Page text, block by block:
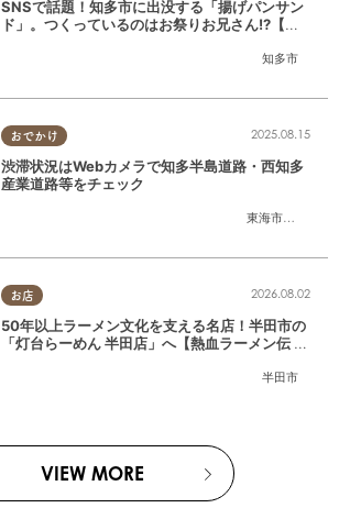
知多市
SNSで話題！知多市に出没する「揚げパンサン
ド」。つくっているのはお祭りお兄さん!?【ち
おでかけ
東海市
,大府市
2025.08.15
渋滞状況はWebカメラで知多半島道路・西知多
産業道路等をチェック
お店
半田市
2026.08.02
50年以上ラーメン文化を支える名店！半田市の
「灯台らーめん 半田店」へ【熱血ラーメン伝 8
VIEW MORE